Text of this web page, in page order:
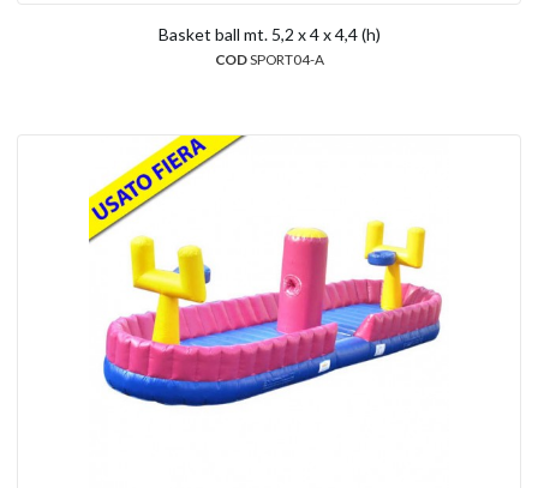
Basket ball mt. 5,2 x 4 x 4,4 (h)
CODSPORT04-A